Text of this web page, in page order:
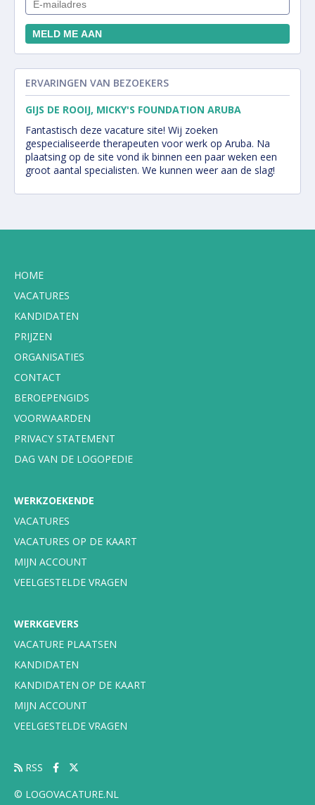
ERVARINGEN VAN BEZOEKERS
GIJS DE ROOIJ, MICKY'S FOUNDATION ARUBA
Fantastisch deze vacature site! Wij zoeken
gespecialiseerde therapeuten voor werk op Aruba. Na
plaatsing op de site vond ik binnen een paar weken een
groot aantal specialisten. We kunnen weer aan de slag!
HOME
VACATURES
KANDIDATEN
PRIJZEN
ORGANISATIES
CONTACT
BEROEPENGIDS
VOORWAARDEN
PRIVACY STATEMENT
DAG VAN DE LOGOPEDIE
WERKZOEKENDE
VACATURES
VACATURES OP DE KAART
MIJN ACCOUNT
VEELGESTELDE VRAGEN
WERKGEVERS
VACATURE PLAATSEN
KANDIDATEN
KANDIDATEN OP DE KAART
MIJN ACCOUNT
VEELGESTELDE VRAGEN
RSS
© LOGOVACATURE.NL